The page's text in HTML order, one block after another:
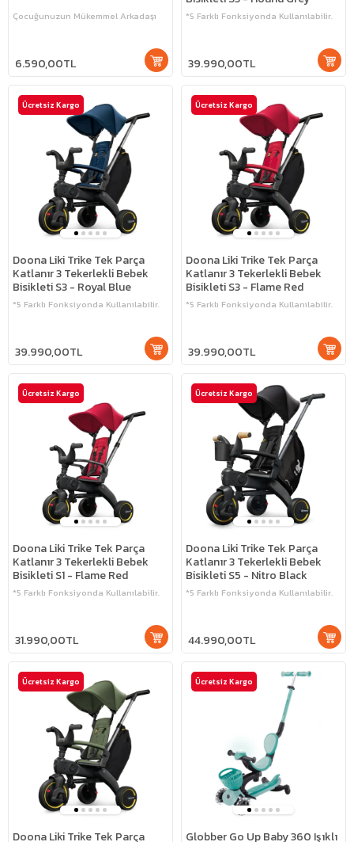
Çocuğunuzun Mükemmel Arkadaşı
6.590,00TL
*5 Farklı Fonksiyonda Kullanılabilir.
39.990,00TL
Doona Liki Trike Tek Parça
Katlanır 3 Tekerlekli Bebek
Bisikleti S3 - Royal Blue
*5 Farklı Fonksiyonda Kullanılabilir.
39.990,00TL
Ücretsiz Kargo
Doona Liki Trike Tek Parça
Katlanır 3 Tekerlekli Bebek
Bisikleti S3 - Flame Red
*5 Farklı Fonksiyonda Kullanılabilir.
39.990,00TL
Ücretsiz Kargo
Doona Liki Trike Tek Parça
Katlanır 3 Tekerlekli Bebek
Bisikleti S1 - Flame Red
*5 Farklı Fonksiyonda Kullanılabilir.
31.990,00TL
Ücretsiz Kargo
Doona Liki Trike Tek Parça
Katlanır 3 Tekerlekli Bebek
Bisikleti S5 - Nitro Black
*5 Farklı Fonksiyonda Kullanılabilir.
44.990,00TL
Ücretsiz Kargo
Doona Liki Trike Tek Parça
Ücretsiz Kargo
Globber Go Up Baby 360 Işıklı
Ücretsiz Kargo